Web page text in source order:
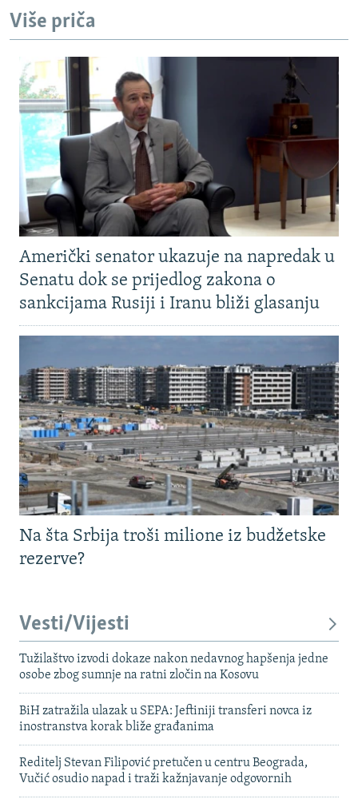
Više priča
Američki senator ukazuje na napredak u
Senatu dok se prijedlog zakona o
sankcijama Rusiji i Iranu bliži glasanju
Na šta Srbija troši milione iz budžetske
rezerve?
Vesti/Vijesti
Tužilaštvo izvodi dokaze nakon nedavnog hapšenja jedne
osobe zbog sumnje na ratni zločin na Kosovu
BiH zatražila ulazak u SEPA: Jeftiniji transferi novca iz
inostranstva korak bliže građanima
Reditelj Stevan Filipović pretučen u centru Beograda,
Vučić osudio napad i traži kažnjavanje odgovornih